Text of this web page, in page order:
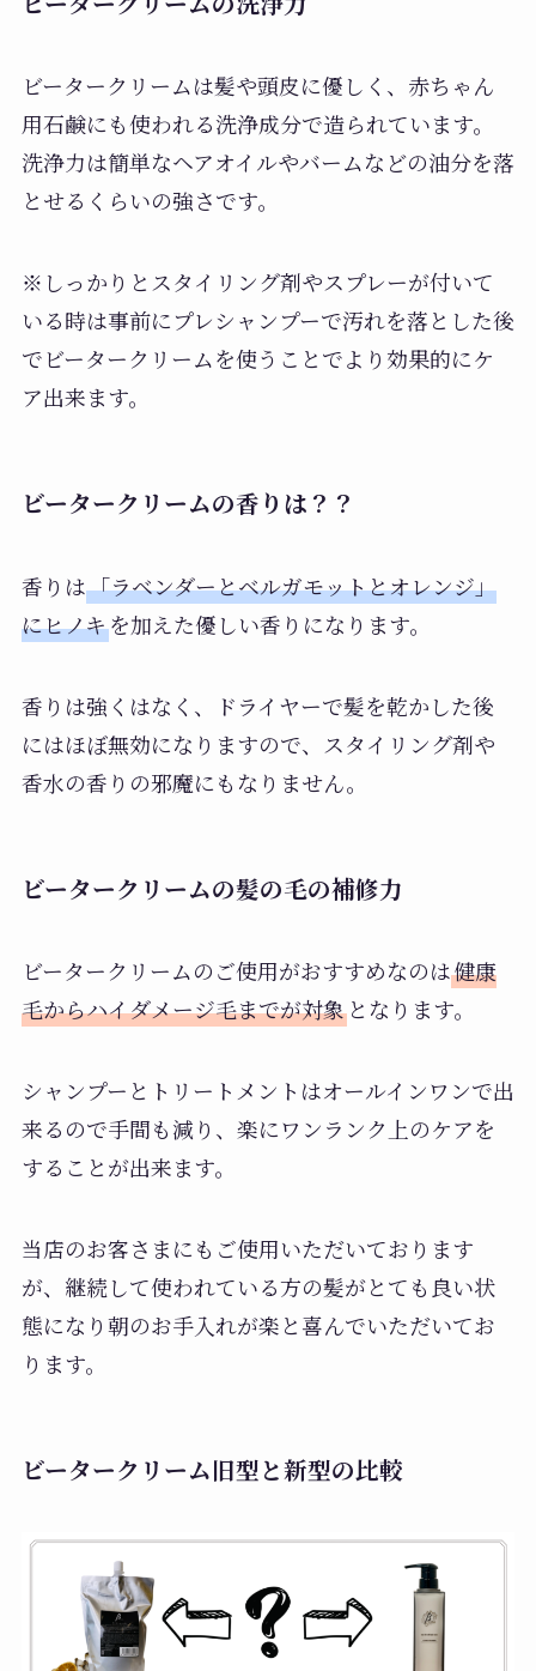
ビータークリームは髪や頭皮に優しく、赤ちゃん
用石鹸にも使われる洗浄成分で造られています。
洗浄力は簡単なヘアオイルやバームなどの油分を落
とせるくらいの強さです。
※しっかりとスタイリング剤やスプレーが付いて
いる時は事前にプレシャンプーで汚れを落とした後
でビータークリームを使うことでより効果的にケ
ア出来ます。
ビータークリームの香りは？？
香りは「ラベンダーとベルガモットとオレンジ」
にヒノキを加えた優しい香りになります。
香りは強くはなく、ドライヤーで髪を乾かした後
にはほぼ無効になりますので、スタイリング剤や
香水の香りの邪魔にもなりません。
ビータークリームの髪の毛の補修力
ビータークリームのご使用がおすすめなのは健康
毛からハイダメージ毛までが対象となります。
シャンプーとトリートメントはオールインワンで出
来るので手間も減り、楽にワンランク上のケアを
することが出来ます。
当店のお客さまにもご使用いただいております
が、継続して使われている方の髪がとても良い状
態になり朝のお手入れが楽と喜んでいただいてお
ります。
ビータークリーム旧型と新型の比較